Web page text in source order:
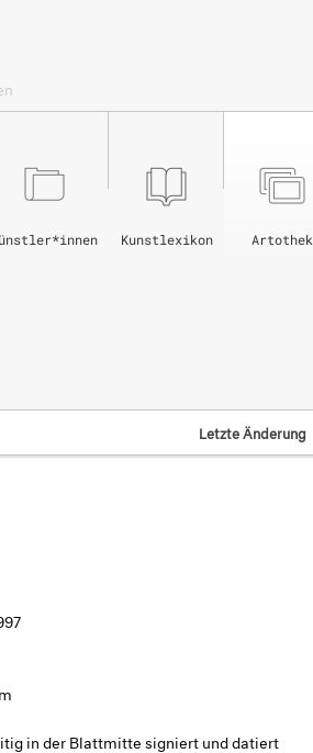
Artothek
Kunstlexikon
Letzte Änderung
in der Blattmitte signiert und datiert